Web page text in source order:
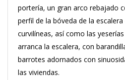
portería, un gran arco rebajado
perfil de la bóveda de la
curvilíneas, así como las
arranca la escalera, con
barrotes adornados con
las viviendas.